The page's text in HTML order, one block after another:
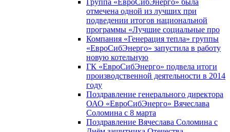
Группа «ЕвроСибЭнерго» была
отмечена одной из лучших при
подведении итогов национальной
программы «Лучшие социальные про
Компания «Генерация тепла» группы
«ЕвроСибЭнерго» запустила в работу
новую котельную
ГК «ЕвроСибЭнерго» подвела итоги
производственной деятельности в 2014
году
Поздравление генерального директора
ОАО «ЕвроСибЭнерго» Вячеслава
Соломина с 8 марта
Поздравление Вячеслава Соломина с